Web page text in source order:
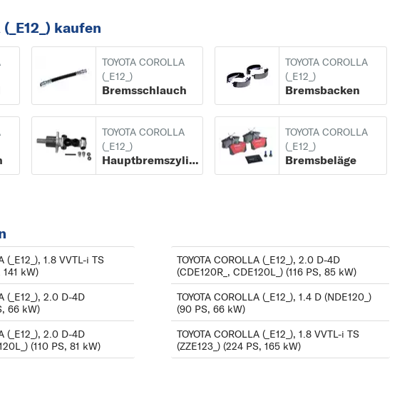
1997 bis 06/2002
(_E12_) ab
2001 bis 12/2007
ab 05/1987 bis
Compact
Compact
ab 04/1997 bis
2002
FX Liftback
ab 08/1984 bis
1988
Kombi
1.8 VVTL-i TS (ZZE123)
(ZZE123_) (218 PS, 160
1.8 VVTL-i TS
CDE120L_) (110 PS, 81
2.0 D-4D (CDE120R_,
CDE120L_) (116 PS, 85
2.0 D-4D (CDE120_)
kaufen
TOYOTA COROLLA
(_E12_)
Bremsschlauch
TOYOTA COROLLA
(_E12_)
Bremsbacken
TOYOTA COROLLA
(_E12_)
Hauptbremszylinder
TOYOTA COROLLA
(_E12_)
Bremsbeläge
(_E12_), 1.8 VVTL-i TS
141 kW)
(_E12_), 2.0 D-4D
66 kW)
(_E12_), 2.0 D-4D
(110 PS, 81 kW)
TOYOTA COROLLA (_E12_), 2.0 D-4D
(CDE120R_, CDE120L_) (116 PS, 85 kW)
TOYOTA COROLLA (_E12_), 1.4 D (NDE120_)
(90 PS, 66 kW)
TOYOTA COROLLA (_E12_), 1.8 VVTL-i TS
(ZZE123_) (224 PS, 165 kW)